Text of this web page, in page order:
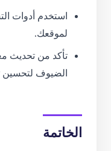
استخدم أدوات
لموقعك.
تأكد من تحديث
الضيوف لتحسين
الخاتمة